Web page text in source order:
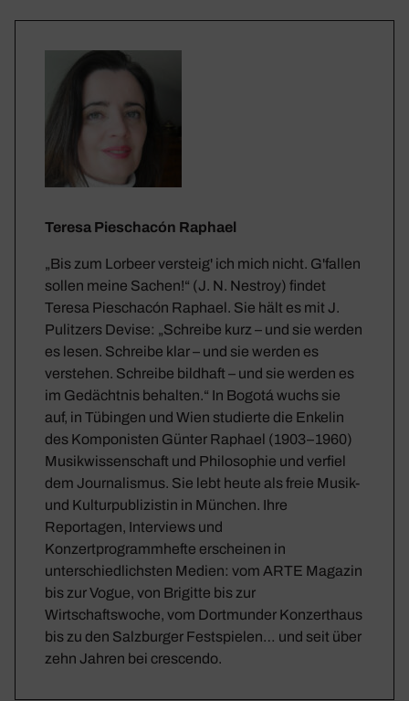
Teresa Pieschacón Raphael
„Bis zum Lorbeer versteig' ich mich nicht. G'fallen
sollen meine Sachen!“ (J. N. Nestroy) findet
Teresa Pieschacón Raphael. Sie hält es mit J.
Pulitzers Devise: „Schreibe kurz – und sie werden
es lesen. Schreibe klar – und sie werden es
verstehen. Schreibe bildhaft – und sie werden es
im Gedächtnis behalten.“ In Bogotá wuchs sie
auf, in Tübingen und Wien studierte die Enkelin
des Komponisten Günter Raphael (1903–1960)
Musikwissenschaft und Philosophie und verfiel
dem Journalismus. Sie lebt heute als freie Musik-
und Kulturpublizistin in München. Ihre
Reportagen, Interviews und
Konzertprogrammhefte erscheinen in
unterschiedlichsten Medien: vom ARTE Magazin
bis zur Vogue, von Brigitte bis zur
Wirtschaftswoche, vom Dortmunder Konzerthaus
bis zu den Salzburger Festspielen… und seit über
zehn Jahren bei crescendo.